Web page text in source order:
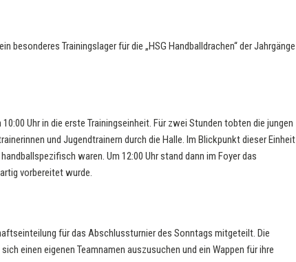
besonderes Trainingslager für die „HSG Handballdrachen“ der Jahrgänge
Uhr in die erste Trainingseinheit. Für zwei Stunden tobten die jungen
und Jugendtrainern durch die Halle. Im Blickpunkt dieser Einheit
waren. Um 12:00 Uhr stand dann im Foyer das
vorbereitet wurde.
für das Abschlussturnier des Sonntags mitgeteilt. Die
einen eigenen Teamnamen auszusuchen und ein Wappen für ihre